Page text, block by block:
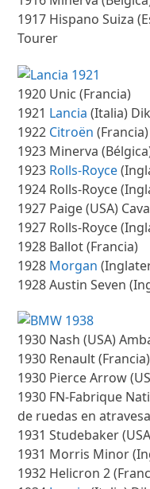
1917 Hispano Suiza
Tourer
1920 Unic (Francia)
1921 Lancia (Italia)
1922 Citroën (Francia)
1923 Minerva
1923 Rolls-Royce
1924 Rolls-Royce
1927 Paige (USA)
1927 Rolls-Royce
1928 Ballot (Francia)
1928 Morgan
1928 Austin Seven
1930 Nash (USA)
1930 Renault
1930 Pierce Arrow
1930 FN-Fabrique
de ruedas en
1931 Studebaker
1931 Morris Minor
1932 Helicron 2